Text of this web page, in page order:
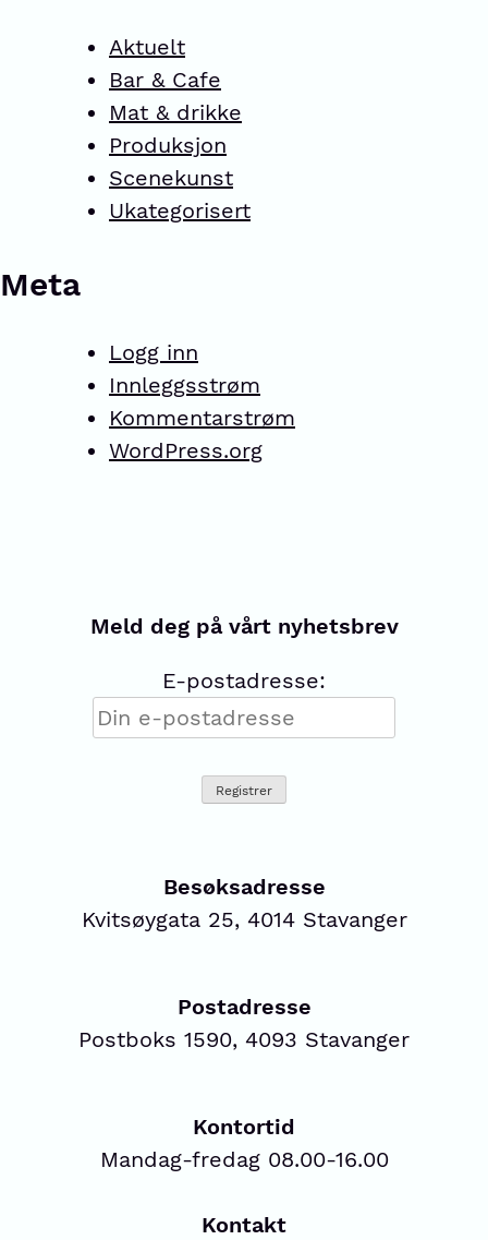
Aktuelt
Bar & Cafe
Mat & drikke
Produksjon
Scenekunst
Ukategorisert
Meta
Logg inn
Innleggsstrøm
Kommentarstrøm
WordPress.org
Meld deg på vårt nyhetsbrev
E-postadresse:
Besøksadresse
Kvitsøygata 25, 4014 Stavanger
Postadresse
Postboks 1590, 4093 Stavanger
Kontortid
Mandag-fredag 08.00-16.00
Kontakt